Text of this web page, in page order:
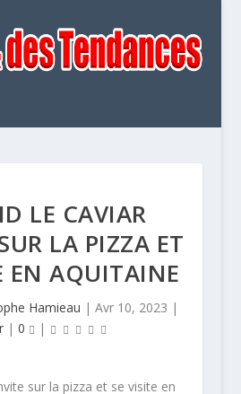
LE CAVIAR
LA PIZZA ET
EN AQUITAINE
Hamieau | Avr 10, 2023 |
| 0 |